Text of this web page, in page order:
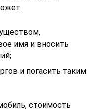
имя и вносить
и погасить таким
стоимость